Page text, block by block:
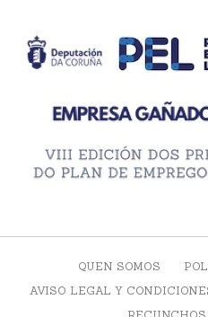
QUEN SOMOS
AVISO LEGAL Y